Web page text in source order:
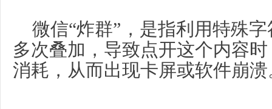
微信“炸群”，是指利用特殊
多次叠加，导致点开这个内容
消耗，从而出现卡屏或软件崩溃